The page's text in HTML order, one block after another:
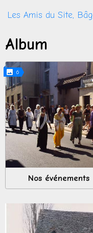
Les Amis du Site,
Album
6
Nos événements